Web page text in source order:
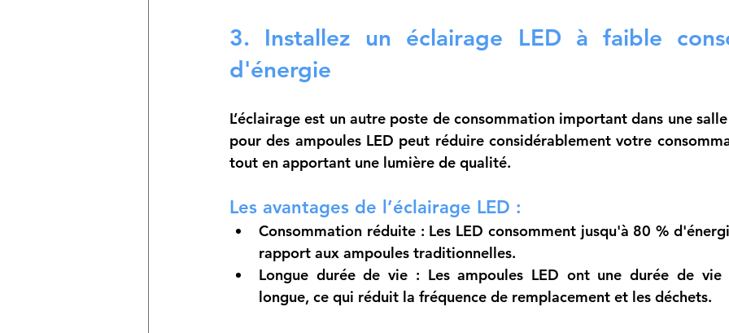
3. Installez un éclairage LED à faible
d'énergie
L’éclairage est un autre poste de consommation important dans une
pour des ampoules LED peut réduire considérablement votre
tout en apportant une lumière de qualité.
Les avantages de l’éclairage LED :
Consommation réduite : Les LED consomment jusqu'à 80 %
rapport aux ampoules traditionnelles.
Longue durée de vie : Les ampoules LED ont une durée de vie
longue, ce qui réduit la fréquence de remplacement et les déchets.